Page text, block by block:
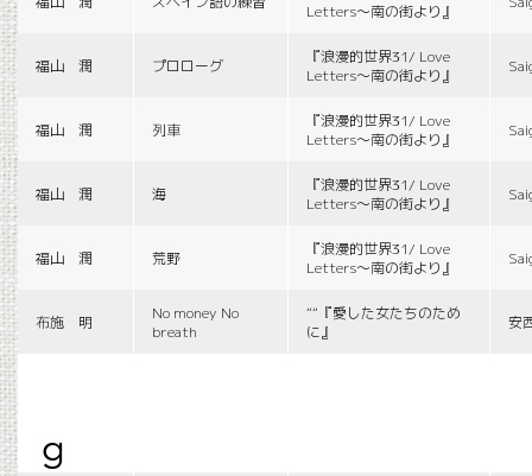
Letters〜南の街より』
福山 潤 プロローグ
『浪漫的世界31/ Love
Letters〜南の街より』
福山 潤 列車
『浪漫的世界31/ Love
Letters〜南の街より』
福山 潤 海
『浪漫的世界31/ Love
Letters〜南の街より』
福山 潤 荒野
『浪漫的世界31/ Love
Letters〜南の街より』
布施 明
No money No
breath
““『愛した女たちのため
に』
安
g